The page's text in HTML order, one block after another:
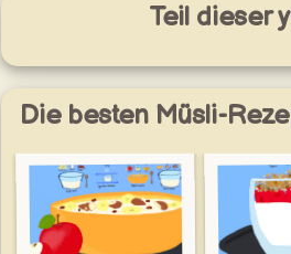
Teil dieser
Die besten Müsli-